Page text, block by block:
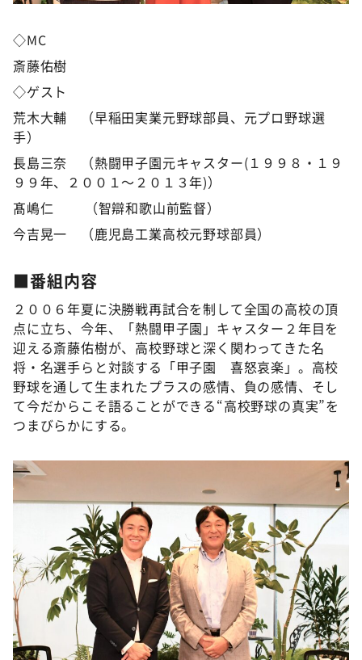
◇MC
斎藤佑樹
◇ゲスト
荒木大輔 （早稲田実業元野球部員、元プロ野球選
手）
長島三奈 （熱闘甲子園元キャスター(１９９８・１９
９９年、２００１～２０１３年)）
髙嶋仁 （智辯和歌山前監督）
今吉晃一 （鹿児島工業高校元野球部員）
■番組内容
２００６年夏に決勝戦再試合を制して全国の高校の頂
点に立ち、今年、「熱闘甲子園」キャスター２年目を
迎える斎藤佑樹が、高校野球と深く関わってきた名
将・名選手らと対談する「甲子園 喜怒哀楽」。高校
野球を通して生まれたプラスの感情、負の感情、そし
て今だからこそ語ることができる“高校野球の真実”を
つまびらかにする。